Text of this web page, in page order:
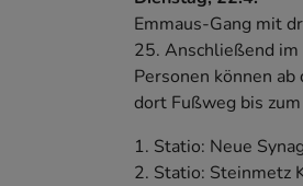
Emmaus-Gang mit
25. Anschließend
Personen können
dort Fußweg bis
1. Statio: Neue
2. Statio: Steinmetz